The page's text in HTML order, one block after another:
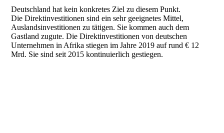
Deutschland hat kein konkretes Ziel zu diesem Punkt.
Die Direktinvestitionen sind ein sehr geeignetes Mittel,
Auslandsinvestitionen zu tätigen. Sie kommen auch dem
Gastland zugute. Die Direktinvestitionen von deutschen
Unternehmen in Afrika stiegen im Jahre 2019 auf rund € 12
Mrd. Sie sind seit 2015 kontinuierlich gestiegen.